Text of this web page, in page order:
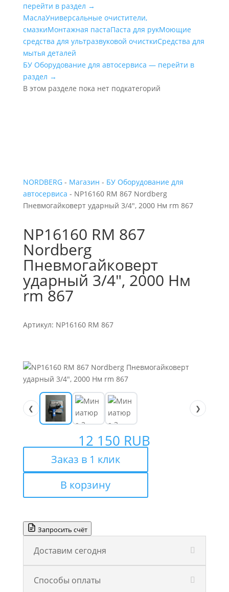
перейти в раздел →
МаслаУниверсальные очистители,
смазкиМонтажная пастаПаста для рукМоющие
средства для ультразвуковой очисткиСредства для
мытья деталей
БУ Оборудование для автосервиса — перейти в
раздел →
В этом разделе пока нет подкатегорий
NORDBERG- Магазин - БУ Оборудование для
автосервиса - NP16160 RM 867 Nordberg
Пневмогайковерт ударный 3/4″, 2000 Нм rm 867
NP16160 RM 867
Nordberg
Пневмогайковерт
ударный 3/4″, 2000 Нм
rm 867
Артикул: NP16160 RM 867
❮ ❯
12 150 RUB
Заказ в 1 клик
В корзину
Запросить счёт
Доставим сегодня
Способы оплаты